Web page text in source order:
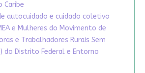
Caribe
autocuidado e cuidado coletivo
e Mulheres do Movimento de
e Trabalhadores Rurais Sem
do Distrito Federal e Entorno